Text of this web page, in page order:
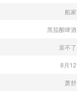
船家
黑茄酿啤酒
裴不了
8月12
萧舒